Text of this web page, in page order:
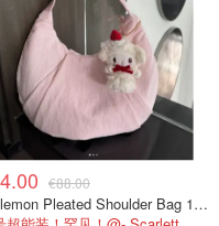
€88.00
lululemon Pleated Shoulder Bag 10L 单肩包